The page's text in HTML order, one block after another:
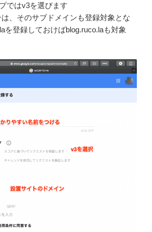
ではv3を選びます
、そのサブドメインも登録対象とな
を登録しておけばblog.ruco.laも対象